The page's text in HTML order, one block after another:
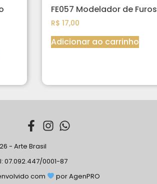
FE057 Modelador de Furos
R$ 17,00
Adicionar ao carrinho
- Arte Brasil
07.092.447/0001-87
com
por AgenPRO